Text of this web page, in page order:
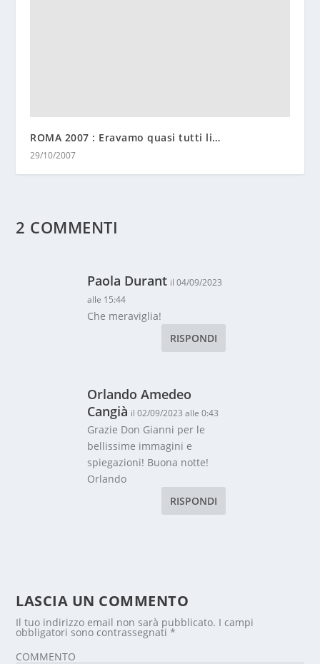
ROMA 2007 : Eravamo quasi tutti li…
29/10/2007
2 COMMENTI
Paola Durant il 04/09/2023
alle 15:44
Che meraviglia!
RISPONDI
Orlando Amedeo
Cangià il 02/09/2023 alle 0:43
Grazie Don Gianni per le
bellissime immagini e
spiegazioni! Buona notte!
Orlando
RISPONDI
LASCIA UN COMMENTO
Il tuo indirizzo email non sarà pubblicato. I campi
obbligatori sono contrassegnati*
COMMENTO